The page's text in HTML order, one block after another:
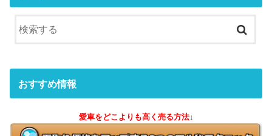
おすすめ情報
愛車をどこよりも高く売る方法↓